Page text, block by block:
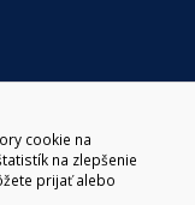
cookie na
na zlepšenie
prijať alebo